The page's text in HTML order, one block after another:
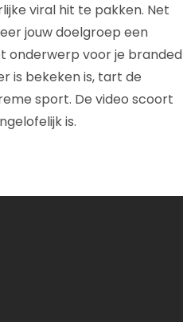
viral hit te pakken. Net
jouw doelgroep een
onderwerp voor je branded
is bekeken is, tart de
sport. De video scoort
is.